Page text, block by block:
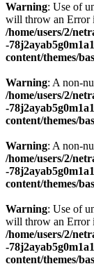
Warning: Use of
will throw an Error
/home/users/2/
-
content/themes/
Warning: A non-
/home/users/2/
-
content/themes/
Warning: A non-
/home/users/2/
-
content/themes/
Warning: Use of
will throw an Error
/home/users/2/
-
content/themes/